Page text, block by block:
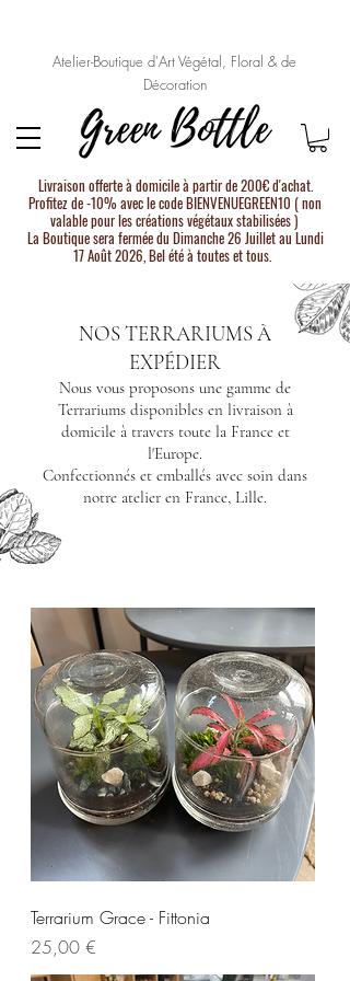
Atelier-Boutique d'Art Végétal, Floral & de
Décoration
Livraison offerte à domicile à partir de 200€ d'achat.
Profitez de -10% avec le code BIENVENUEGREEN10 ( non
valable pour les créations végétaux stabilisées )
La Boutique sera fermée du Dimanche 26 Juillet au Lundi
17 Août 2026, Bel été à toutes et tous.
NOS TERRARIUMS À
EXPÉDIER
Nous vous proposons une gamme de
Terrariums disponibles en livraison à
domicile à travers toute la France et
l'Europe.
Confectionnés et emballés avec soin dans
notre atelier en France, Lille.
Terrarium Grace - Fittonia
Prix
25,00 €